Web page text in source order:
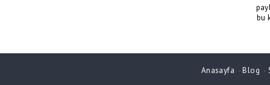
bu
Anasayfa -Blog -